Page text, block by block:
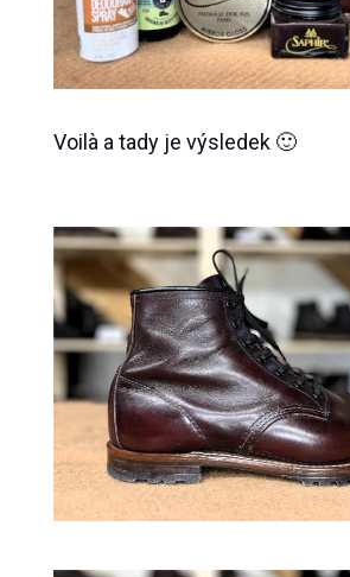
Voilà a tady je výsledek 🙂